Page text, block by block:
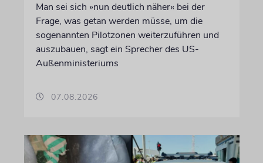
Man sei sich »nun deutlich näher« bei der
Frage, was getan werden müsse, um die
sogenannten Pilotzonen weiterzuführen und
auszubauen, sagt ein Sprecher des US-
Außenministeriums
07.08.2026